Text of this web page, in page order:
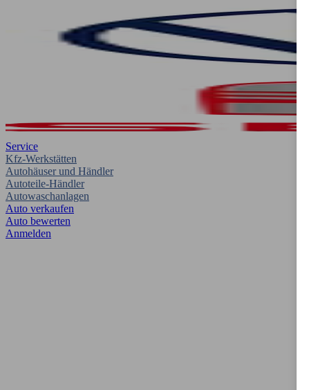
Service
Kfz-Werkstätten
Autohäuser und Händler
Autoteile-Händler
Autowaschanlagen
Auto verkaufen
Auto bewerten
Anmelden